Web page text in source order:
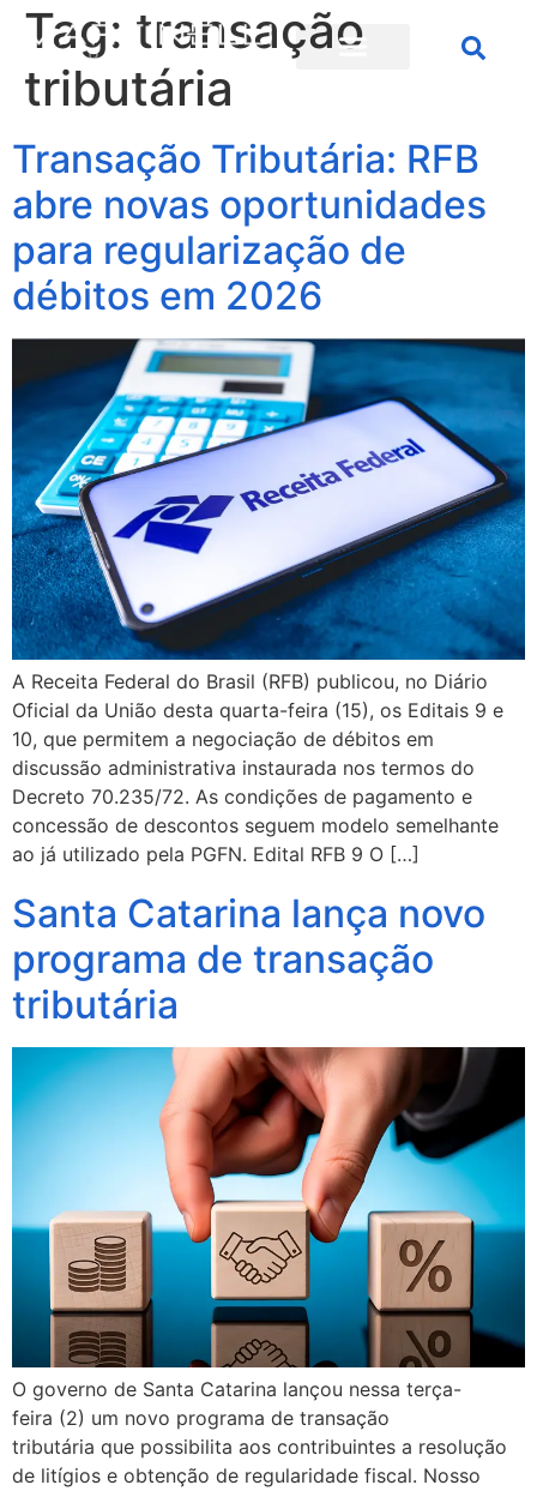
Tag: transação
tributária
Transação Tributária: RFB
abre novas oportunidades
para regularização de
débitos em 2026
A Receita Federal do Brasil (RFB) publicou, no Diário
Oficial da União desta quarta-feira (15), os Editais 9 e
10, que permitem a negociação de débitos em
discussão administrativa instaurada nos termos do
Decreto 70.235/72. As condições de pagamento e
concessão de descontos seguem modelo semelhante
ao já utilizado pela PGFN. Edital RFB 9 O […]
Santa Catarina lança novo
programa de transação
tributária
O governo de Santa Catarina lançou nessa terça-
feira (2) um novo programa de transação
tributária que possibilita aos contribuintes a resolução
de litígios e obtenção de regularidade fiscal. Nosso